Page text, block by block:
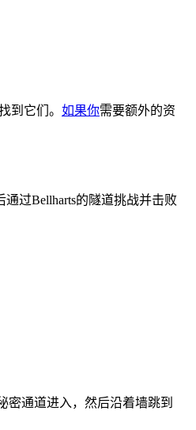
到它们。 如果你需要额外的资
过Bellharts的隧道挑战并击败
密通道进入，然后沿着墙跳到